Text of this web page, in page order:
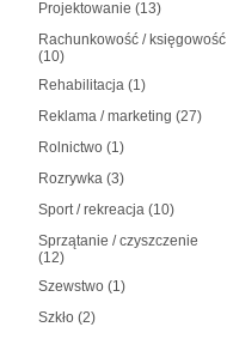
Projektowanie (13)
Rachunkowość / księgowość
(10)
Rehabilitacja (1)
Reklama / marketing (27)
Rolnictwo (1)
Rozrywka (3)
Sport / rekreacja (10)
Sprzątanie / czyszczenie
(12)
Szewstwo (1)
Szkło (2)